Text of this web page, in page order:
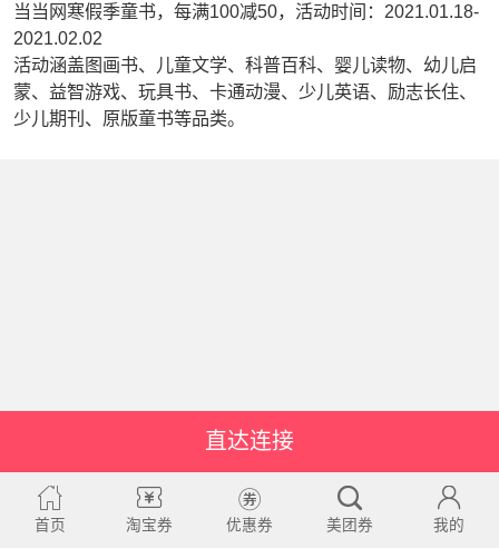
当当网寒假季童书，每满100减50，活动时间：2021.01.18-
2021.02.02
活动涵盖图画书、儿童文学、科普百科、婴儿读物、幼儿启
蒙、益智游戏、玩具书、卡通动漫、少儿英语、励志长住、
少儿期刊、原版童书等品类。
直达连接
首页 淘宝券 优惠券 美团券 我的